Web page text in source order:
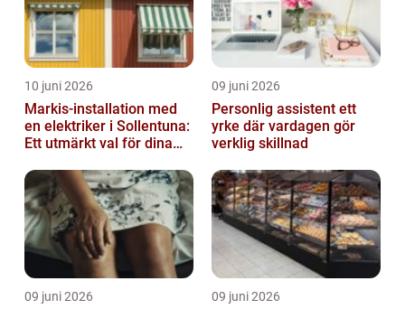
10 juni 2026
Markis-installation med
en elektriker i Sollentuna:
Ett utmärkt val för dina
09 juni 2026
Personlig assistent ett
yrke där vardagen gör
verklig skillnad
09 juni 2026 09 juni 2026